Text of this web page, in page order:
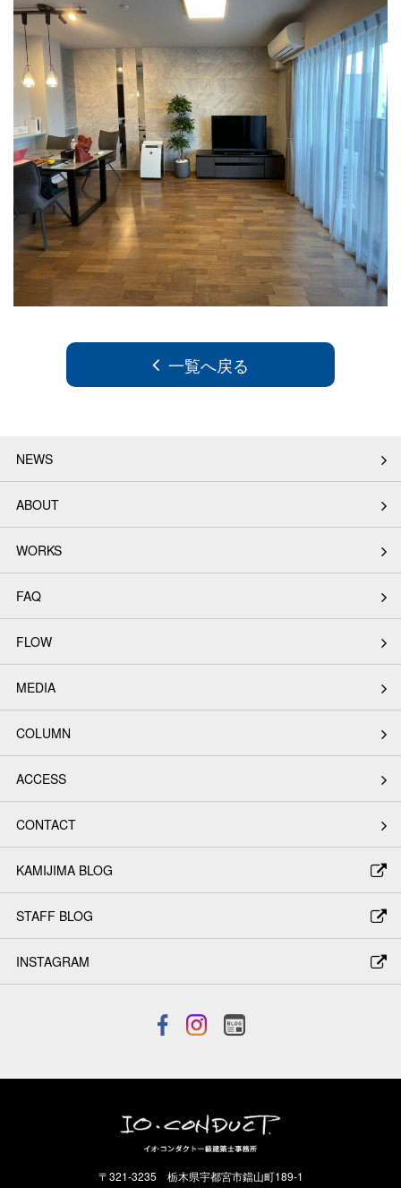
一覧へ戻る
NEWS
ABOUT
WORKS
FAQ
FLOW
MEDIA
COLUMN
ACCESS
CONTACT
KAMIJIMA BLOG
STAFF BLOG
INSTAGRAM
〒321-3235 栃木県宇都宮市鐺山町189-1